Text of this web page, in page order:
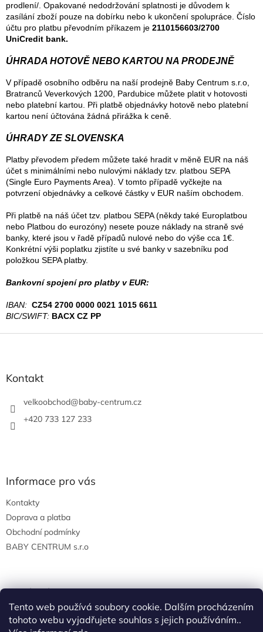
Tento web používá soubory cookie. Dalším procházením
tohoto webu vyjadřujete souhlas s jejich používáním..
prodlení/. Opakované nedodržování splatnosti je důvodem k
zasílání zboží pouze na dobírku nebo k ukončení spolupráce. Číslo
účtu pro platbu převodním příkazem je 2110156603/2700
UniCredit bank.
ÚHRADA HOTOVĚ NEBO KARTOU NA PRODEJNĚ
V případě osobního odběru na naší prodejně Baby Centrum s.r.o,
Bratranců Veverkových 1200, Pardubice můžete platit v hotovosti
nebo platební kartou. Při platbě objednávky hotově nebo platební
kartou není účtována žádná přirážka k ceně.
ÚHRADY ZE SLOVENSKA
Platby převodem předem můžete také hradit v měně EUR na náš
účet s minimálními nebo nulovými náklady tzv. platbou SEPA
(Single Euro Payments Area). V tomto případě vyčkejte na
potvrzení objednávky a celkové částky v EUR naším obchodem.
Při platbě na náš účet tzv. platbou SEPA (někdy také Europlatbou
nebo Platbou do eurozóny) nesete pouze náklady na straně své
banky, které jsou v řadě případů nulové nebo do výše cca 1€.
Konkrétní výši poplatku zjistíte u své banky v sazebníku pod
položkou SEPA platby.
Bankovní spojení pro platby v EUR:
IBAN: CZ54 2700 0000 0021 1015 6611
BIC/SWIFT: BACX CZ PP
Kontakt
velkoobchod@baby-centrum.cz
+420 733 127 233
Informace pro vás
Kontakty
Doprava a platba
Obchodní podmínky
BABY CENTRUM s.r.o
Facebook